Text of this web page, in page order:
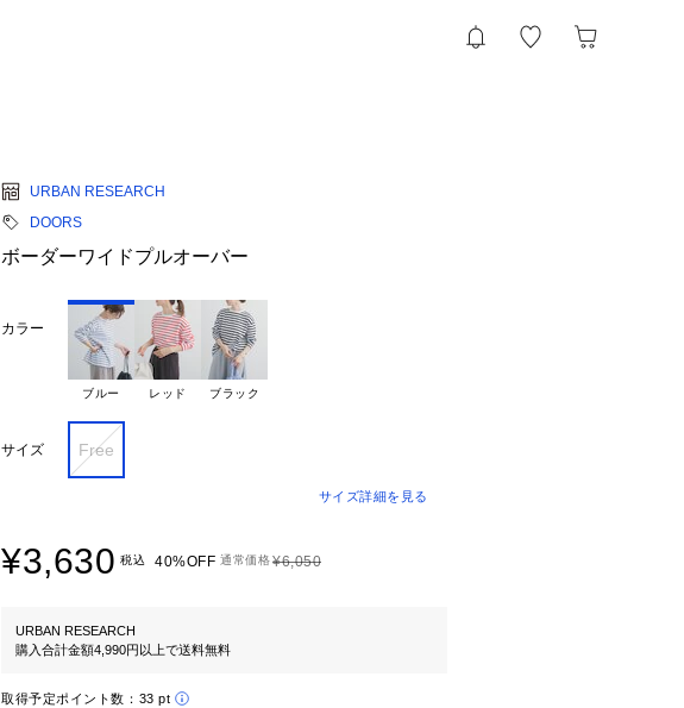
URBAN RESEARCH
DOORS
ボーダーワイドプルオーバー
カラー
ブルー レッド ブラック
サイズ Free
サイズ詳細を見る
¥3,630 税込 40%OFF 通常価格¥6,050
URBAN RESEARCH
購入合計金額4,990円以上で送料無料
取得予定ポイント数： 33 pt